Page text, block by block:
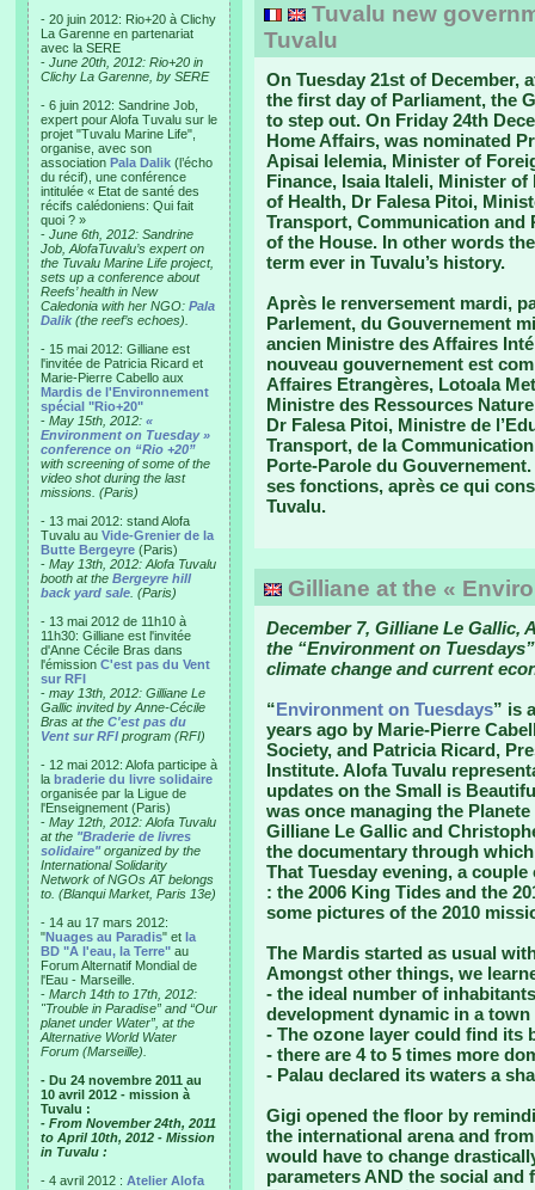
- 20 juin 2012: Rio+20 à Clichy
La Garenne en partenariat
avec la SERE
- June 20th, 2012: Rio+20 in
Clichy La Garenne, by SERE
- 6 juin 2012: Sandrine Job,
expert pour Alofa Tuvalu sur le
projet "Tuvalu Marine Life",
organise, avec son
association Pala Dalik (l’écho
du récif), une conférence
intitulée « Etat de santé des
récifs calédoniens: Qui fait
quoi ? »
- June 6th, 2012: Sandrine
Job, AlofaTuvalu’s expert on
the Tuvalu Marine Life project,
sets up a conference about
Reefs’ health in New
Caledonia with her NGO: Pala
Dalik (the reef’s echoes).
- 15 mai 2012: Gilliane est
l'invitée de Patricia Ricard et
Marie-Pierre Cabello aux
Mardis de l'Environnement
spécial "Rio+20"
- May 15th, 2012: «
Environment on Tuesday »
conference on “Rio +20”
with screening of some of the
video shot during the last
missions. (Paris)
- 13 mai 2012: stand Alofa
Tuvalu au Vide-Grenier de la
Butte Bergeyre (Paris)
- May 13th, 2012: Alofa Tuvalu
booth at the Bergeyre hill
back yard sale . (Paris)
- 13 mai 2012 de 11h10 à
11h30: Gilliane est l'invitée
d'Anne Cécile Bras dans
l'émission C'est pas du Vent
sur RFI
- may 13th, 2012: Gilliane Le
Gallic invited by Anne-Cécile
Bras at the C'est pas du
Vent sur RFI program (RFI)
- 12 mai 2012: Alofa participe à
la braderie du livre solidaire
organisée par la Ligue de
l'Enseignement (Paris)
- May 12th, 2012: Alofa Tuvalu
at the "Braderie de livres
solidaire"organized by the
International Solidarity
Network of NGOs AT belongs
to. (Blanqui Market, Paris 13e)
- 14 au 17 mars 2012:
"Nuages au Paradis" et la
BD "A l'eau, la Terre" au
Forum Alternatif Mondial de
l'Eau - Marseille.
- March 14th to 17th, 2012:
"Trouble in Paradise” and “Our
planet under Water”, at the
Alternative World Water
Forum (Marseille).
- Du 24 novembre 2011 au
10 avril 2012 - mission à
Tuvalu :
- From November 24th, 2011
to April 10th, 2012 - Mission
in Tuvalu :
- 4 avril 2012 : Atelier Alofa
Tuvalu new
Tuvalu
On Tuesday 21st of December,
the first day of Parliament, the
to step out. On Friday 24th
Home Affairs, was nominated
Apisai Ielemia, Minister of
Finance, Isaia Italeli, Minister
of Health, Dr Falesa Pitoi,
Transport, Communication and
of the House. In other words
term ever in Tuvalu’s history.
Après le renversement mardi,
Parlement, du Gouvernement
ancien Ministre des Affaires
nouveau gouvernement est
Affaires Etrangères, Lotoala
Ministre des Ressources
Dr Falesa Pitoi, Ministre de
Transport, de la
Porte-Parole du
ses fonctions, après ce qui
Tuvalu.
Gilliane at the «
December 7, Gilliane Le Gallic,
the “Environment on
climate change and current
“Environment on Tuesdays” is
years ago by Marie-Pierre
Society, and Patricia Ricard,
Institute. Alofa Tuvalu
updates on the Small is
was once managing the
Gilliane Le Gallic and
the documentary through
That Tuesday evening, a
: the 2006 King Tides and the
some pictures of the 2010
The Mardis started as usual
Amongst other things, we
- the ideal number of
development dynamic in a town
- The ozone layer could find its
- there are 4 to 5 times more
- Palau declared its waters a
Gigi opened the floor by
the international arena and
would have to change
parameters AND the social